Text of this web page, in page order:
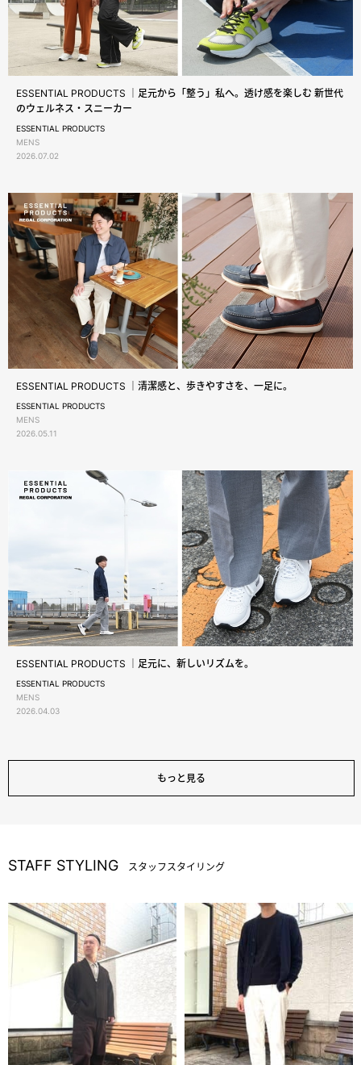
ESSENTIAL PRODUCTS ｜足元から「整う」私へ。透け感を楽しむ 新世代
のウェルネス・スニーカー
ESSENTIAL PRODUCTS
MENS
2026.07.02
ESSENTIAL PRODUCTS ｜清潔感と、歩きやすさを、一足に。
ESSENTIAL PRODUCTS
MENS
2026.05.11
ESSENTIAL PRODUCTS ｜足元に、新しいリズムを。
ESSENTIAL PRODUCTS
MENS
2026.04.03
もっと見る
STAFF STYLING スタッフスタイリング